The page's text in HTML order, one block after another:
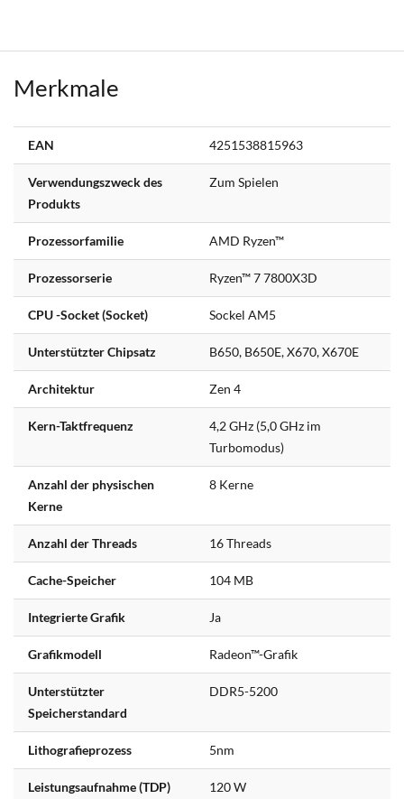
Merkmale
EAN 4251538815963
Verwendungszweck des
Produkts
Zum Spielen
Prozessorfamilie AMD Ryzen™
Prozessorserie Ryzen™ 7 7800X3D
CPU -Socket (Socket) Sockel AM5
Unterstützter Chipsatz B650, B650E, X670, X670E
Architektur Zen 4
Kern-Taktfrequenz
4,2 GHz (5,0 GHz im
Turbomodus)
Anzahl der physischen
Kerne
8 Kerne
Anzahl der Threads 16 Threads
Cache-Speicher 104 MB
Integrierte Grafik Ja
Grafikmodell Radeon™-Grafik
Unterstützter
Speicherstandard
DDR5-5200
Lithografieprozess 5nm
Leistungsaufnahme (TDP) 120 W